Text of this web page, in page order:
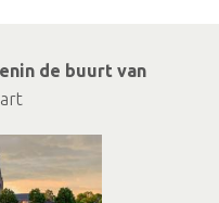
de buurt van